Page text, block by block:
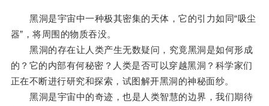
黑洞是宇宙中一种极其密集的天体，它的引力如同“吸尘
器”，将周围的物质吞没。
黑洞的存在让人类产生无数疑问，究竟黑洞是如何形成
的？它的内部有何秘密？人类是否可以穿越黑洞？科学家们
正在不断进行研究和探索，试图解开黑洞的神秘面纱。
黑洞是宇宙中的奇迹，也是人类智慧的边界，我们期待